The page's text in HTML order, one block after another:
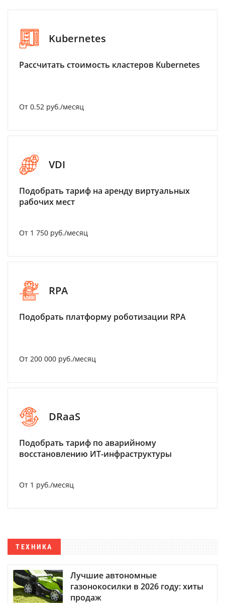
Kubernetes
Рассчитать стоимость кластеров Kubernetes
От 0.52 руб./месяц
VDI
Подобрать тариф на аренду виртуальных
рабочих мест
От 1 750 руб./месяц
RPA
Подобрать платформу роботизации RPA
От 200 000 руб./месяц
DRaaS
Подобрать тариф по аварийному
восстановлению ИТ-инфраструктуры
От 1 руб./месяц
ТЕХНИКА
Лучшие автономные
газонокосилки в 2026 году: хиты
продаж